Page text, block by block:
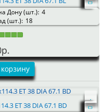
Дону (шт.): 4
(шт.): 18
ET 38 DIA 67.1 BD